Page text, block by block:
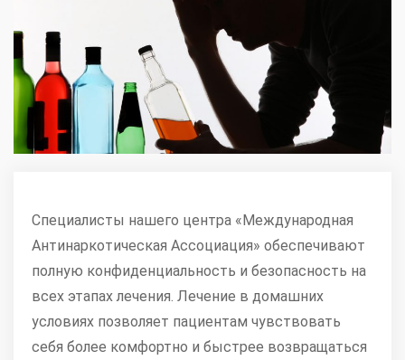
Специалисты нашего центра «Международная
Антинаркотическая Ассоциация» обеспечивают
полную конфиденциальность и безопасность на
всех этапах лечения. Лечение в домашних
условиях позволяет пациентам чувствовать
себя более комфортно и быстрее возвращаться